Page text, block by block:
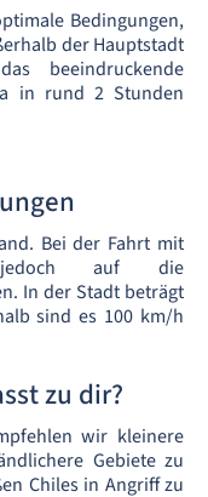
Bedingungen,
der Hauptstadt
beeindruckende
in rund 2 Stunden
Bei der Fahrt mit
auf die
In der Stadt beträgt
sind es 100 km/h
zu dir?
wir kleinere
Gebiete zu
Chiles in Angriff zu